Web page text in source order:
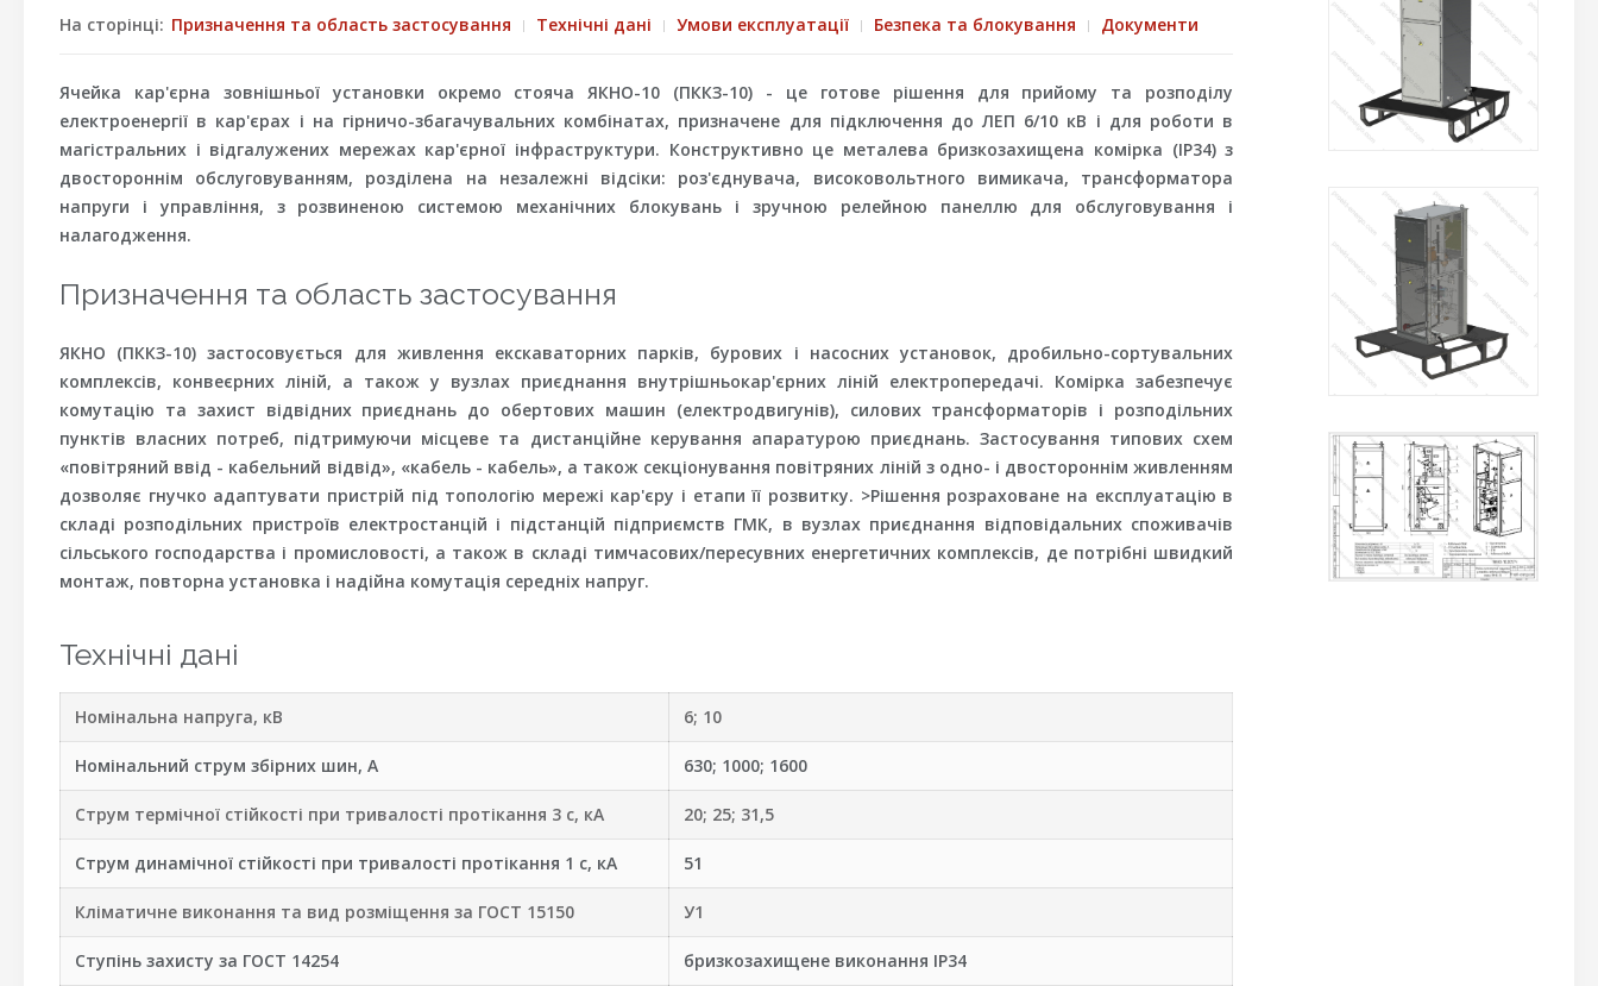
На сторінці: Призначення та область застосування Технічні дані Умови експлуатації Безпека та блокування Документи
Ячейка кар'єрна зовнішньої установки окремо стояча ЯКНО-10 (ПККЗ-10) - це готове рішення для прийому та розподілу
електроенергії в кар'єрах і на гірничо-збагачувальних комбінатах, призначене для підключення до ЛЕП 6/10 кВ і для роботи в
магістральних і відгалужених мережах кар'єрної інфраструктури. Конструктивно це металева бризкозахищена комірка (IP34) з
двостороннім обслуговуванням, розділена на незалежні відсіки: роз'єднувача, високовольтного вимикача, трансформатора
напруги і управління, з розвиненою системою механічних блокувань і зручною релейною панеллю для обслуговування і
налагодження.
Призначення та область застосування
ЯКНО (ПККЗ-10) застосовується для живлення екскаваторних парків, бурових і насосних установок, дробильно-сортувальних
комплексів, конвеєрних ліній, а також у вузлах приєднання внутрішньокар'єрних ліній електропередачі. Комірка забезпечує
комутацію та захист відвідних приєднань до обертових машин (електродвигунів), силових трансформаторів і розподільних
пунктів власних потреб, підтримуючи місцеве та дистанційне керування апаратурою приєднань. Застосування типових схем
«повітряний ввід - кабельний відвід», «кабель - кабель», а також секціонування повітряних ліній з одно- і двостороннім живленням
дозволяє гнучко адаптувати пристрій під топологію мережі кар'єру і етапи її розвитку. >Рішення розраховане на експлуатацію в
складі розподільних пристроїв електростанцій і підстанцій підприємств ГМК, в вузлах приєднання відповідальних споживачів
сільського господарства і промисловості, а також в складі тимчасових/пересувних енергетичних комплексів, де потрібні швидкий
монтаж, повторна установка і надійна комутація середніх напруг.
Технічні дані
Номінальна напруга, кВ 6; 10
Номінальний струм збірних шин, А 630; 1000; 1600
Струм термічної стійкості при тривалості протікання 3 с, кА 20; 25; 31,5
Струм динамічної стійкості при тривалості протікання 1 с, кА 51
Кліматичне виконання та вид розміщення за ГОСТ 15150 У1
Ступінь захисту за ГОСТ 14254 бризкозахищене виконання IР34